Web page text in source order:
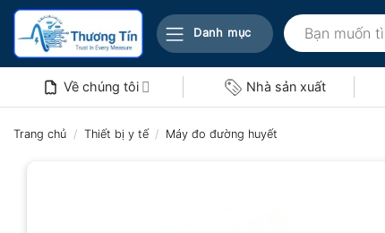
Bỏ
nội
Danh mục
Tìm
kiếm:
Về chúng tôi Nhà sản xuất
Trang chủ / Thiết bị y tế / Máy đo đường huyết